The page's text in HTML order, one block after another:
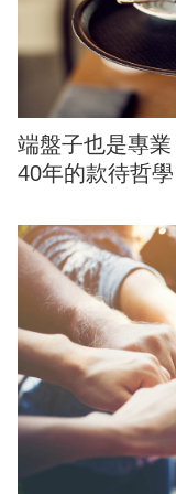
端盤子也是專
40年的款待哲學